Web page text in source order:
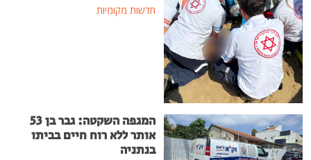
חדשות מקומיות
המגפה השקטה: גבר בן 53
אותר ללא רוח חיים בביתו
בנתניה